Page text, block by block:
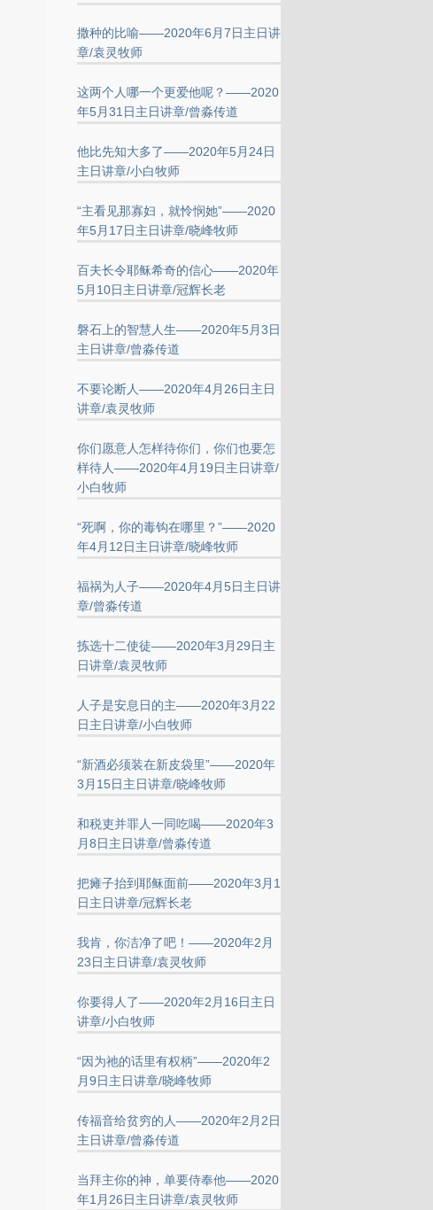
撒种的比喻——2020年6月7日主日讲
章/袁灵牧师
这两个人哪一个更爱他呢？——2020
年5月31日主日讲章/曾淼传道
他比先知大多了——2020年5月24日
主日讲章/小白牧师
“主看见那寡妇，就怜悯她”——2020
年5月17日主日讲章/晓峰牧师
百夫长令耶稣希奇的信心——2020年
5月10日主日讲章/冠辉长老
磐石上的智慧人生——2020年5月3日
主日讲章/曾淼传道
不要论断人——2020年4月26日主日
讲章/袁灵牧师
你们愿意人怎样待你们，你们也要怎
样待人——2020年4月19日主日讲章/
小白牧师
“死啊，你的毒钩在哪里？”——2020
年4月12日主日讲章/晓峰牧师
福祸为人子——2020年4月5日主日讲
章/曾淼传道
拣选十二使徒——2020年3月29日主
日讲章/袁灵牧师
人子是安息日的主——2020年3月22
日主日讲章/小白牧师
“新酒必须装在新皮袋里”——2020年
3月15日主日讲章/晓峰牧师
和税吏并罪人一同吃喝——2020年3
月8日主日讲章/曾淼传道
把瘫子抬到耶稣面前——2020年3月1
日主日讲章/冠辉长老
我肯，你洁净了吧！——2020年2月
23日主日讲章/袁灵牧师
你要得人了——2020年2月16日主日
讲章/小白牧师
“因为祂的话里有权柄”——2020年2
月9日主日讲章/晓峰牧师
传福音给贫穷的人——2020年2月2日
主日讲章/曾淼传道
当拜主你的神，单要侍奉他——2020
年1月26日主日讲章/袁灵牧师